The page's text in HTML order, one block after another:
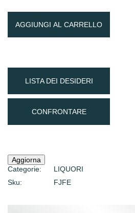
AGGIUNGI AL CARRELLO
LISTA DEI DESIDERI
CONFRONTARE
Categorie:
LIQUORI
Sku:
FJFE